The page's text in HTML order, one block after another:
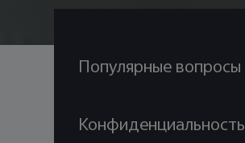
Популярные вопросы
Конфиденциальность